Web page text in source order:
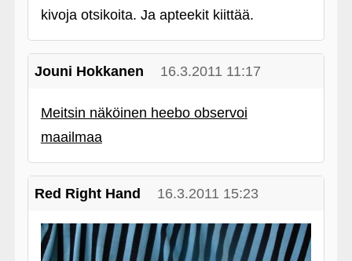
kivoja otsikoita. Ja apteekit kiittää.
Jouni Hokkanen 16.3.2011 11:17
Meitsin näköinen heebo observoi
maailmaa
Red Right Hand 16.3.2011 15:23